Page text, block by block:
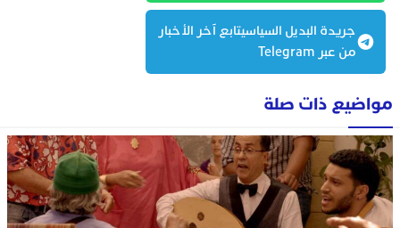
جريدة البديل السياسيتابع آخر الأخبار
من عبر Telegram
مواضيع ذات صلة